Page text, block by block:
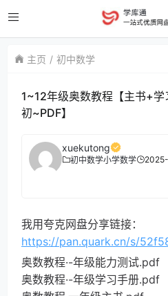
主页 初中数学
1~12年级奥数教程【主书+
初~PDF】
xuekutong
初中数学小学数学
我用夸克网盘分享链接：
https://pan.quark.cn/s/
奥数教程·-年级能力测试.pdf
奥数教程·-年级学习手册.pdf